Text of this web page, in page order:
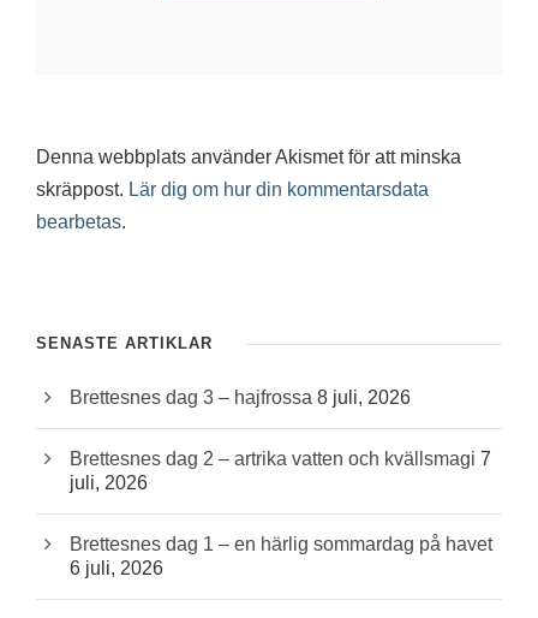
Denna webbplats använder Akismet för att minska
skräppost. Lär dig om hur din kommentarsdata
bearbetas.
SENASTE ARTIKLAR
Brettesnes dag 3 – hajfrossa 8 juli, 2026
Brettesnes dag 2 – artrika vatten och kvällsmagi 7
juli, 2026
Brettesnes dag 1 – en härlig sommardag på havet
6 juli, 2026